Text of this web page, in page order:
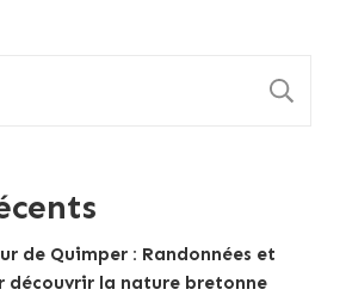
de Quimper : Randonnées et
découvrir la nature bretonne